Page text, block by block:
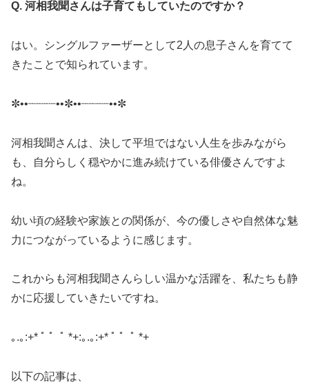
Q. 河相我聞さんは子育てもしていたのですか？
はい。シングルファーザーとして2人の息子さんを育てて
きたことで知られています。
✼••┈┈┈┈••✼••┈┈┈┈••✼
河相我聞さんは、決して平坦ではない人生を歩みながら
も、自分らしく穏やかに進み続けている俳優さんですよ
ね。
幼い頃の経験や家族との関係が、今の優しさや自然体な魅
力につながっているように感じます。
これからも河相我聞さんらしい温かな活躍を、私たちも静
かに応援していきたいですね。
｡.｡:+* ﾟ ゜ﾟ *+:｡.｡:+* ﾟ ゜ﾟ *+
以下の記事は、